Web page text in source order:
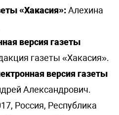
«Хакасия»:Алехина
версия газеты
газеты «Хакасия».
версия газеты
Александрович.
Россия, Республика